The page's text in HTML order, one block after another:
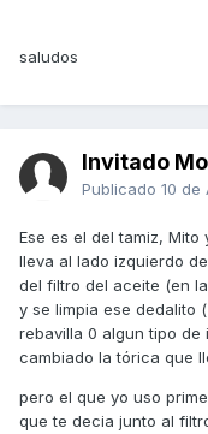
saludos
Invitado
Publicado 10 de
Ese es el del tamiz,
lleva al lado izquierdo
del filtro del aceite (en
y se limpia ese dedalito
rebavilla 0 algun tipo de
cambiado la tórica que
pero el que yo uso
que te decia junto al